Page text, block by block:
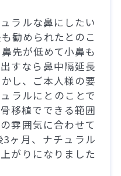
ラルな鼻にしたい
勧められたとのこ
先が低めて小鼻も
すなら鼻中隔延長
し、ご本人様の要
ラルにとのことで
移植でできる範囲
雰囲気に合わせて
ヶ月、ナチュラル
がりになりました